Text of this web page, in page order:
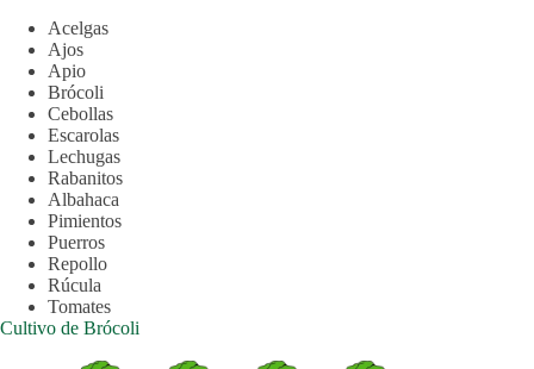
Acelgas
Ajos
Apio
Brócoli
Cebollas
Escarolas
Lechugas
Rabanitos
Albahaca
Pimientos
Puerros
Repollo
Rúcula
Tomates
Cultivo de Brócoli